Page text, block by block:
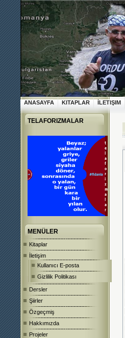
ANASAYFA KITAPLAR İLETIŞIM
TELAFORIZMALAR
MENÜLER
Kitaplar
İletişim
Kullanıcı E-posta
Gizlilik Politikası
Dersler
Şiirler
Özgeçmiş
Hakkımızda
Projeler